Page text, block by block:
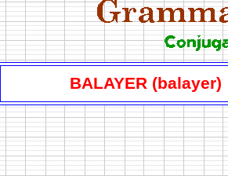
BALAYER (balayer)